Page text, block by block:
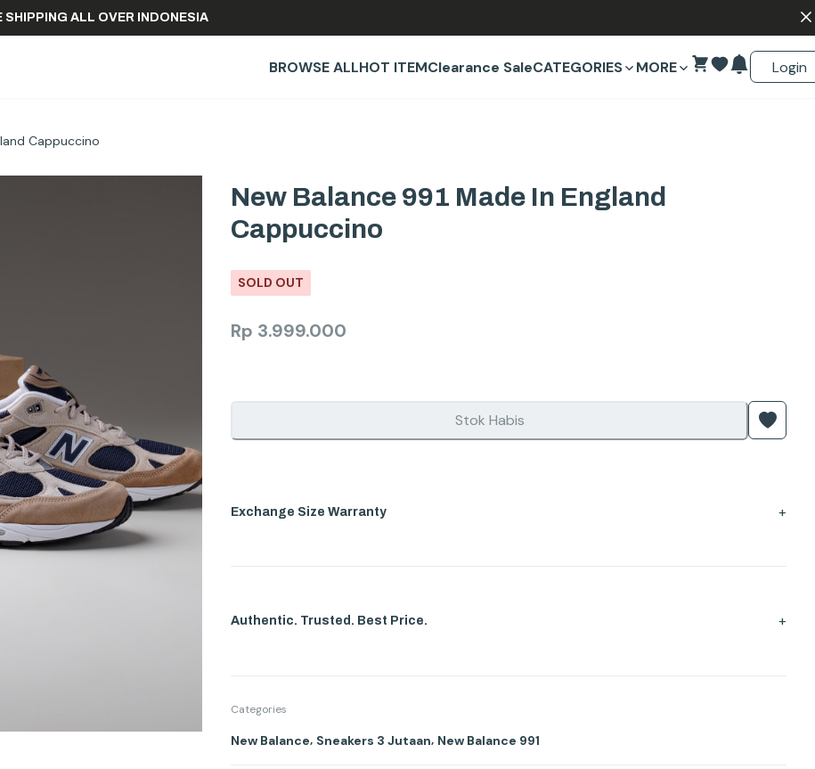
FREE SHIPPING ALL OVER INDONESIA
BROWSE ALLHOT ITEMClearance SaleCATEGORIES MORE Login
Cappuccino
New Balance 991 Made In England
Cappuccino
SOLD OUT
Rp 3.999.000
Stok Habis
Exchange Size Warranty +
Authentic. Trusted. Best Price. +
Categories
New Balance, Sneakers 3 Jutaan, New Balance 991